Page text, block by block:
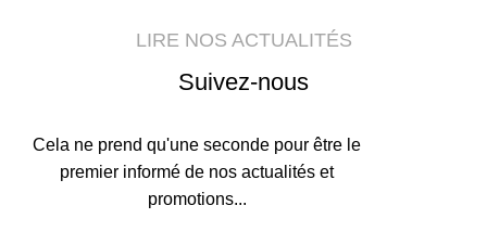
LIRE NOS ACTUALITÉS
Suivez-nous
Cela ne prend qu'une seconde pour être le
premier informé de nos actualités et
promotions...